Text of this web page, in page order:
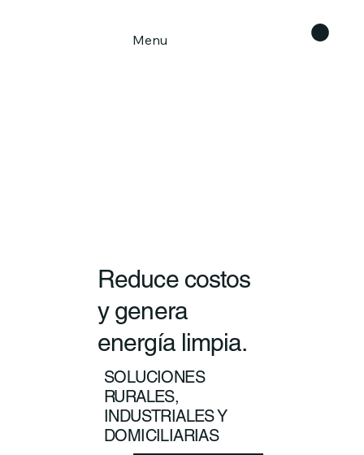
Menu
Reduce costos
y genera
energía limpia.
SOLUCIONES
RURALES,
INDUSTRIALES Y
DOMICILIARIAS